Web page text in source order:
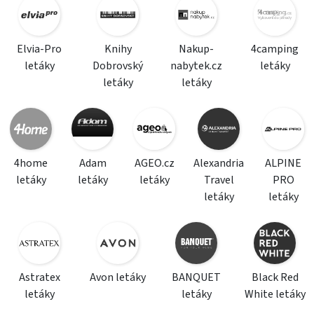
Elvia-Pro
letáky
Knihy
Dobrovský
letáky
Nakup-
nabytek.cz
letáky
4camping
letáky
4home
letáky
Adam
letáky
AGEO.cz
letáky
Alexandria
Travel
letáky
ALPINE
PRO
letáky
Astratex
letáky
Avon letáky
BANQUET
letáky
Black Red
White letáky